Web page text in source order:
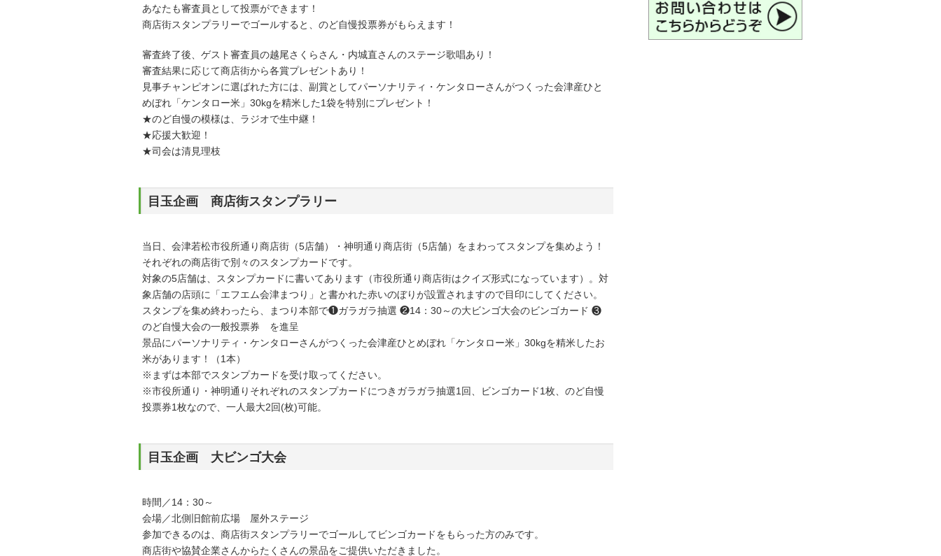
あなたも審査員として投票ができます！
商店街スタンプラリーでゴールすると、のど自慢投票券がもらえます！
審査終了後、ゲスト審査員の越尾さくらさん・内城直さんのステージ歌唱あり！
審査結果に応じて商店街から各賞プレゼントあり！
見事チャンピオンに選ばれた方には、副賞としてパーソナリティ・ケンタローさんがつくった会津産ひと
めぼれ「ケンタロー米」30kgを精米した1袋を特別にプレゼント！
★のど自慢の模様は、ラジオで生中継！
★応援大歓迎！
★司会は清見理枝
目玉企画 商店街スタンプラリー
当日、会津若松市役所通り商店街（5店舗）・神明通り商店街（5店舗）をまわってスタンプを集めよう！
それぞれの商店街で別々のスタンプカードです。
対象の5店舗は、スタンプカードに書いてあります（市役所通り商店街はクイズ形式になっています）。対
象店舗の店頭に「エフエム会津まつり」と書かれた赤いのぼりが設置されますので目印にしてください。
スタンプを集め終わったら、まつり本部で❶ガラガラ抽選 ❷14：30～の大ビンゴ大会のビンゴカード ❸
のど自慢大会の一般投票券 を進呈
景品にパーソナリティ・ケンタローさんがつくった会津産ひとめぼれ「ケンタロー米」30kgを精米したお
米があります！（1本）
※まずは本部でスタンプカードを受け取ってください。
※市役所通り・神明通りそれぞれのスタンプカードにつきガラガラ抽選1回、ビンゴカード1枚、のど自慢
投票券1枚なので、一人最大2回(枚)可能。
目玉企画 大ビンゴ大会
時間／14：30～
会場／北側旧館前広場 屋外ステージ
参加できるのは、商店街スタンプラリーでゴールしてビンゴカードをもらった方のみです。
商店街や協賛企業さんからたくさんの景品をご提供いただきました。